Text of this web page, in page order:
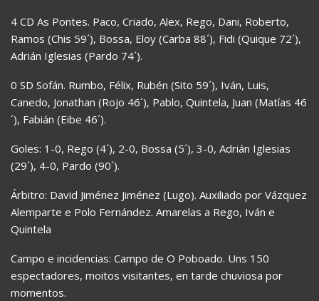
4 CD As Pontes. Paco, Criado, Alex, Rego, Dani, Roberto,
Ramos (Chis 59´), Bossa, Eloy (Carba 88´), Fidi (Quique 72´),
Adrián Iglesias (Pardo 74´).
0 SD Sofán. Rumbo, Félix, Rubén (Sito 59´), Iván, Luis,
Canedo, Jonathan (Rojo 46´), Pablo, Quintela, Juan (Matías 46
´), Fabián (Eibe 46´).
Goles: 1-0, Rego (4´), 2-0, Bossa (5´), 3-0, Adrián Iglesias
(29´), 4-0, Pardo (90´).
Árbitro: David Jiménez Jiménez (Lugo). Auxiliado por Vázquez
Alemparte e Polo Fernández. Amarelas a Rego, Iván e
Quintela
Campo e incidencias: Campo de O Poboado. Uns 150
espectadores, moitos visitantes, en tarde chuviosa por
momentos.